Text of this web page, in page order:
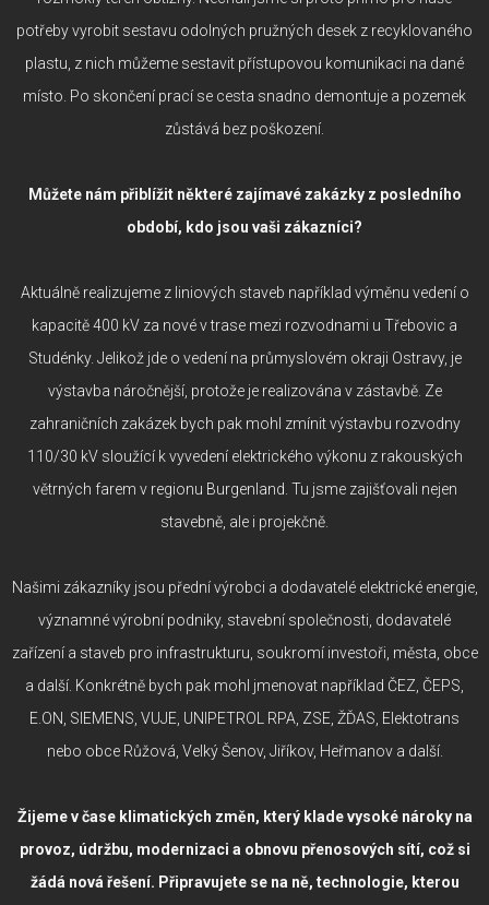
potřeby vyrobit sestavu odolných pružných desek z recyklovaného
plastu, z nich můžeme sestavit přístupovou komunikaci na dané
místo. Po skončení prací se cesta snadno demontuje a pozemek
zůstává bez poškození.
Můžete nám přiblížit některé zajímavé zakázky z posledního
období, kdo jsou vaši zákazníci?
Aktuálně realizujeme z liniových staveb například výměnu vedení o
kapacitě 400 kV za nové v trase mezi rozvodnami u Třebovic a
Studénky. Jelikož jde o vedení na průmyslovém okraji Ostravy, je
výstavba náročnější, protože je realizována v zástavbě. Ze
zahraničních zakázek bych pak mohl zmínit výstavbu rozvodny
110/30 kV sloužící k vyvedení elektrického výkonu z rakouských
větrných farem v regionu Burgenland. Tu jsme zajišťovali nejen
stavebně, ale i projekčně.
Našimi zákazníky jsou přední výrobci a dodavatelé elektrické energie,
významné výrobní podniky, stavební společnosti, dodavatelé
zařízení a staveb pro infrastrukturu, soukromí investoři, města, obce
a další. Konkrétně bych pak mohl jmenovat například ČEZ, ČEPS,
E.ON, SIEMENS, VUJE, UNIPETROL RPA, ZSE, ŽĎAS, Elektotrans
nebo obce Růžová, Velký Šenov, Jiříkov, Heřmanov a další.
Žijeme v čase klimatických změn, který klade vysoké nároky na
provoz, údržbu, modernizaci a obnovu přenosových sítí, což si
žádá nová řešení. Připravujete se na ně, technologie, kterou